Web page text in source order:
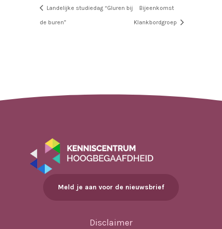
Landelijke studiedag “Gluren bij
de buren”
Bijeenkomst
Klankbordgroep
Meld je aan voor de nieuwsbrief
Disclaimer